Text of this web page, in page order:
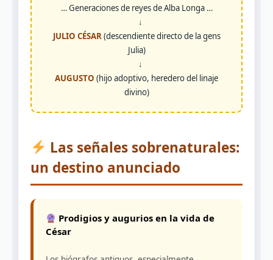
… Generaciones de reyes de Alba Longa …
↓
JULIO CÉSAR(descendiente directo de la gens
Julia)
↓
AUGUSTO (hijo adoptivo, heredero del linaje
divino)
Las señales sobrenaturales:
un destino anunciado
Prodigios y augurios en la vida de
César